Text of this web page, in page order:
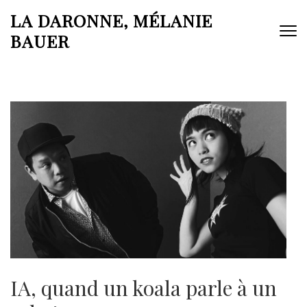
au
contenu
LA DARONNE, MÉLANIE
BAUER
IA, quand un koala parle à un